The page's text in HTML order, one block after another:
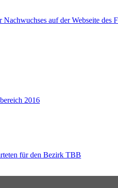
auf der Webseite des
2016
für den Bezirk TBB